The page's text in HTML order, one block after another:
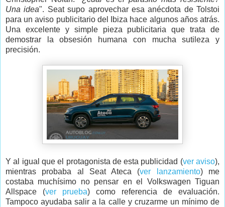
Una idea". Seat supo aprovechar esa anécdota de Tolstoi
para un aviso publicitario del Ibiza hace algunos años atrás.
Una excelente y simple pieza publicitaria que trata de
demostrar la obsesión humana con mucha sutileza y
precisión.
Y al igual que el protagonista de esta publicidad (ver aviso),
mientras probaba al Seat Ateca (ver lanzamiento) me
costaba muchísimo no pensar en el Volkswagen Tiguan
Allspace (ver prueba) como referencia de evaluación.
Tampoco ayudaba salir a la calle y cruzarme un mínimo de